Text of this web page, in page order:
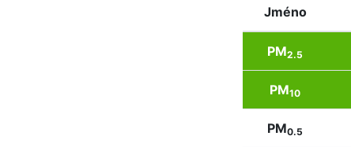
Jméno
PM2.5
PM10
PM0.5